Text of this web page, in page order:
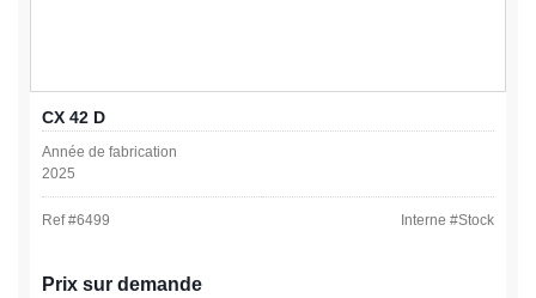
CX 42 D
Année de fabrication
2025
Ref #6499 Interne #Stock
Prix sur demande